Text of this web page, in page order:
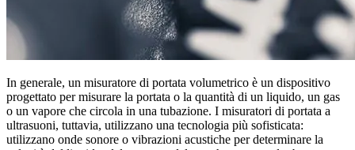
In generale, un misuratore di portata volumetrico è un dispositivo
progettato per misurare la portata o la quantità di un liquido, un gas
o un vapore che circola in una tubazione. I misuratori di portata a
ultrasuoni, tuttavia, utilizzano una tecnologia più sofisticata:
utilizzano onde sonore o vibrazioni acustiche per determinare la